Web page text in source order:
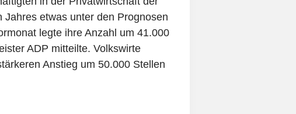
Jahres etwas unter den Prognosen
legte ihre Anzahl um 41.000
ADP mitteilte. Volkswirte
Anstieg um 50.000 Stellen